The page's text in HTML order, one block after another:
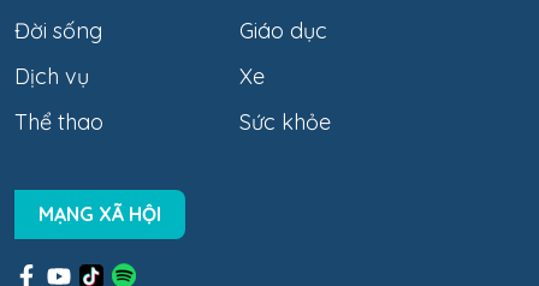
Đời sống
Giáo dục
Dịch vụ
Xe
Thể thao
Sức khỏe
MẠNG XÃ HỘI